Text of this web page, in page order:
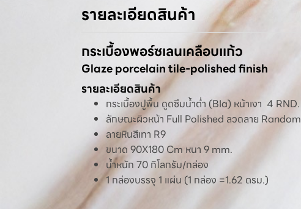
รายละเอียดสินค้า
กระเบื้องพอร์ซเลนเคลือบแก้ว
Glaze porcelain tile-polished finish
รายละเอียดสินค้า
กระเบื้องปูพื้น ดูดซึมน้ำต่ำ (BIa) หน้าเงา 4 RND.
ลักษณะผิวหน้า Full Polished ลวดลาย Random
ลายหินสีเทา R9
ขนาด 90X180 Cm หนา 9 mm.
น้ำหนัก 70 กิโลกรัม/กล่อง
1 กล่องบรรจุ 1 แผ่น (1 กล่อง =1.62 ตรม.)